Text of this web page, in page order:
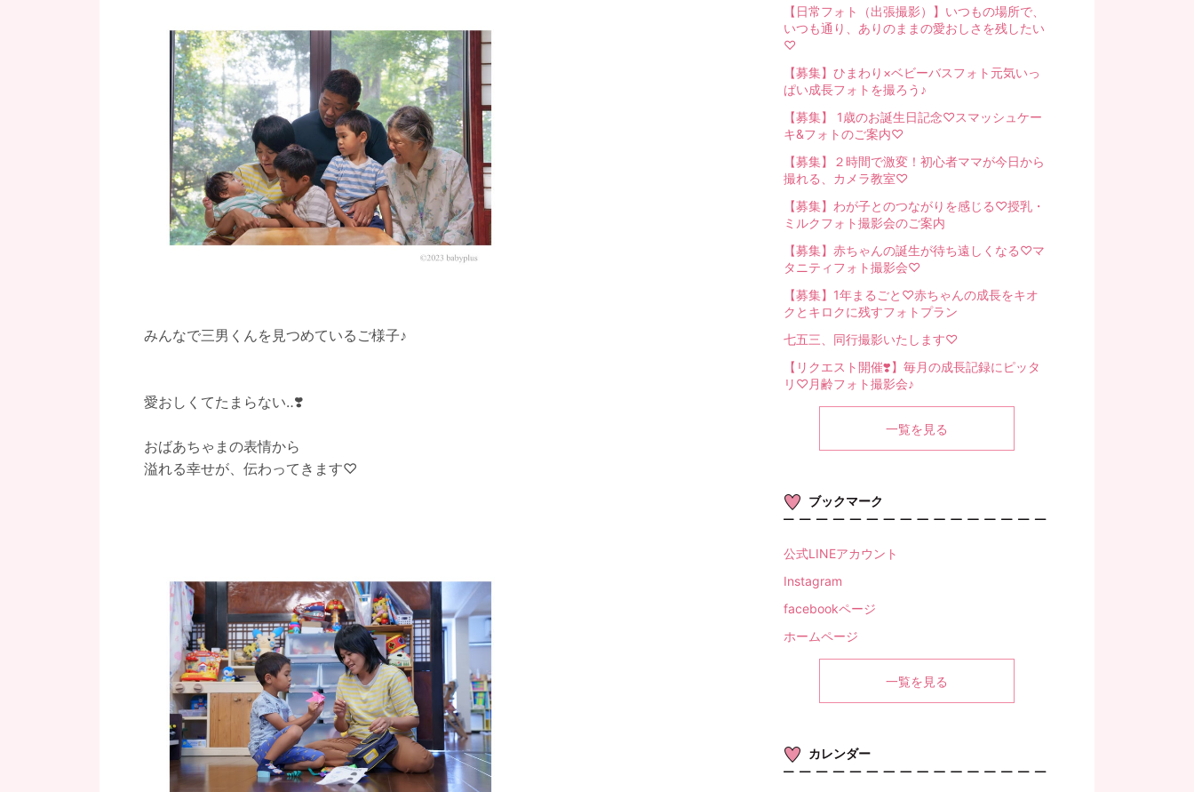
みんなで三男くんを見つめているご様子♪
愛おしくてたまらない‥❣️
おばあちゃまの表情から
溢れる幸せが、伝わってきます♡
【日常フォト（出張撮影）】いつもの場所で、
いつも通り、ありのままの愛おしさを残したい
♡
【募集】ひまわり×ベビーバスフォト元気いっ
ぱい成長フォトを撮ろう♪
【募集】 1歳のお誕生日記念♡スマッシュケー
キ&フォトのご案内♡
【募集】２時間で激変！初心者ママが今日から
撮れる、カメラ教室♡
【募集】わが子とのつながりを感じる♡授乳・
ミルクフォト撮影会のご案内
【募集】赤ちゃんの誕生が待ち遠しくなる♡マ
タニティフォト撮影会♡
【募集】1年まるごと♡赤ちゃんの成長をキオ
クとキロクに残すフォトプラン
七五三、同行撮影いたします♡
【リクエスト開催❣️】毎月の成長記録にピッタ
リ♡月齢フォト撮影会♪
一覧を見る
ブックマーク
公式LINEアカウント
Instagram
facebookページ
ホームページ
一覧を見る
カレンダー